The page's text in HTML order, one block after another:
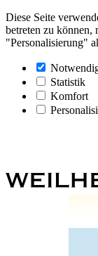
Diese Seite
betreten zu können,
"Personalisierung"
Statistik
Komfort